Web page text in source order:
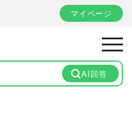
マイページ
AI回答